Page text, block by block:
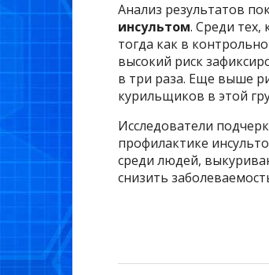
Анализ результатов
инсультом. Среди тех,
тогда как в
высокий риск
в три раза. Еще выше
курильщиков в этой
Исследователи
профилактике
среди людей,
снизить